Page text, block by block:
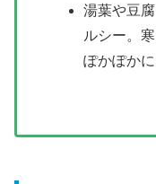
湯葉や豆
ルシー。
ぽかぽかに